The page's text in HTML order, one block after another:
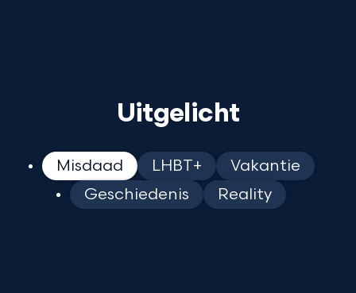
Uitgelicht
Misdaad LHBT+
Vakantie
Geschiedenis
Reality